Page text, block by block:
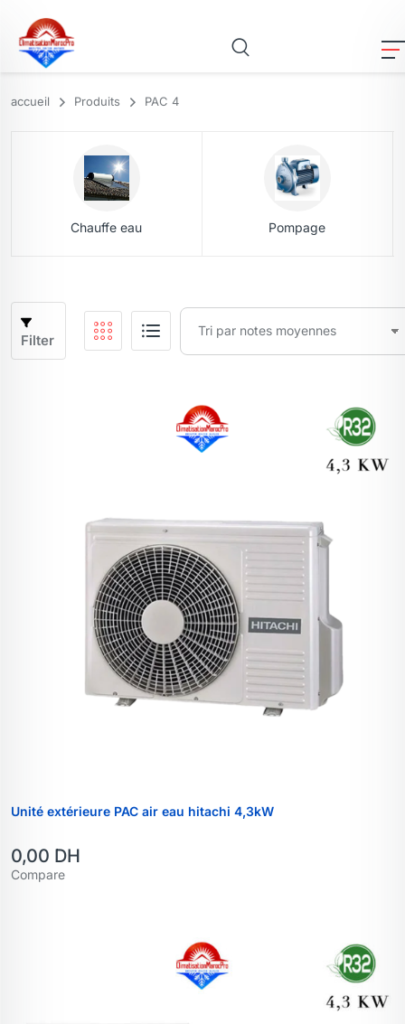
accueil Produits PAC 4
Chauffe eau Pompage
Filter
Unité extérieure PAC air eau hitachi 4,3kW
0,00 DH
Compare